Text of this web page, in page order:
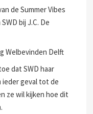
de Summer Vibes
bij J.C. De
Welbevinden Delft
dat SWD haar
ieder geval tot de
ze wil kijken hoe dit